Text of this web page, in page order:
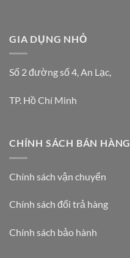
GIA DỤNG NHỎ
Số 2 đường số 4, An Lạc,
TP. Hồ Chí Minh
CHÍNH SÁCH BÁN HÀNG
Chính sách vận chuyển
Chính sách đổi trả hàng
Chính sách bảo hành